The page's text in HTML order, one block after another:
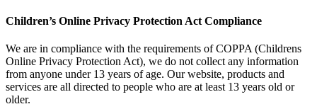
Children’s Online Privacy Protection Act Compliance
We are in compliance with the requirements of COPPA (Childrens
Online Privacy Protection Act), we do not collect any information
from anyone under 13 years of age. Our website, products and
services are all directed to people who are at least 13 years old or
older.